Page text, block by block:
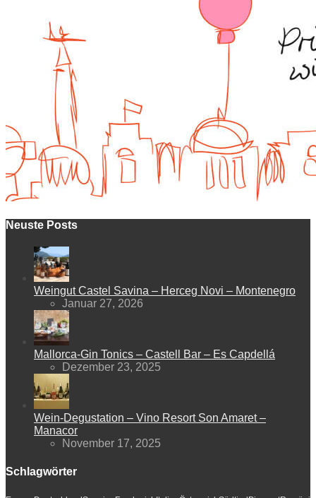
Neuste Posts
Weingut Castel Savina – Herceg Novi – Montenegro
Januar 27, 2026
Mallorca-Gin Tonics – Castell Bar – Es Capdellá
Dezember 23, 2025
Wein-Degustation – Vino Resort Son Amaret –
Manacor
November 17, 2025
Schlagwörter